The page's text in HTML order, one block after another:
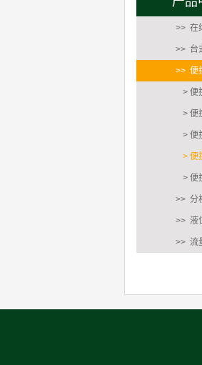
>> 在
>> 台
>> 便
> 便
> 便
> 便
> 便
> 便
>> 分
>> 液
>> 流